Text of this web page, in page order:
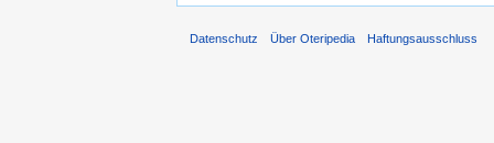
Datenschutz Über Oteripedia Haftungsausschluss